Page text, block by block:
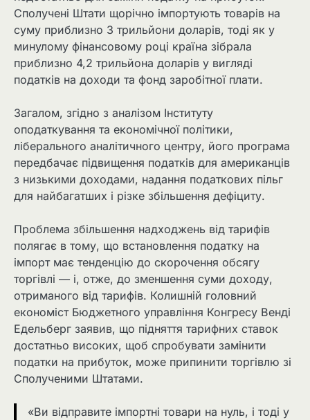
Сполучені Штати щорічно імпортують товарів на
суму приблизно 3 трильйони доларів, тоді як у
минулому фінансовому році країна зібрала
приблизно 4,2 трильйона доларів у вигляді
податків на доходи та фонд заробітної плати.
Загалом, згідно з аналізом Інституту
оподаткування та економічної політики,
ліберального аналітичного центру, його програма
передбачає підвищення податків для американців
з низькими доходами, надання податкових пільг
для найбагатших і різке збільшення дефіциту.
Проблема збільшення надходжень від тарифів
полягає в тому, що встановлення податку на
імпорт має тенденцію до скорочення обсягу
торгівлі — і, отже, до зменшення суми доходу,
отриманого від тарифів. Колишній головний
економіст Бюджетного управління Конгресу Венді
Едельберг заявив, що підняття тарифних ставок
достатньо високих, щоб спробувати замінити
податки на прибуток, може припинити торгівлю зі
Сполученими Штатами.
«Ви відправите імпортні товари на нуль, і тоді у